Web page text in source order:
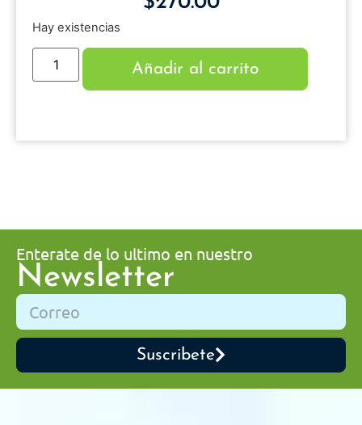
Hay existencias
Añadir al carrito
Enterate de lo ultimo en nuestro
Newsletter
Suscribete